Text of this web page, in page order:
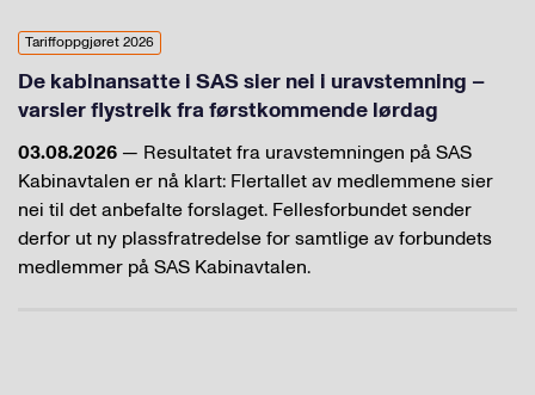
Tariffoppgjøret 2026
De kabinansatte i SAS sier nei i uravstemning –
varsler flystreik fra førstkommende lørdag
03.08.2026 — Resultatet fra uravstemningen på SAS
Kabinavtalen er nå klart: Flertallet av medlemmene sier
nei til det anbefalte forslaget. Fellesforbundet sender
derfor ut ny plassfratredelse for samtlige av forbundets
medlemmer på SAS Kabinavtalen.